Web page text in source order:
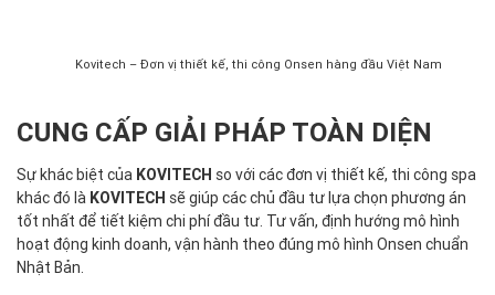
Kovitech – Đơn vị thiết kế, thi công Onsen hàng đầu Việt Nam
CUNG CẤP GIẢI PHÁP TOÀN DIỆN
Sự khác biệt của KOVITECH so với các đơn vị thiết kế, thi công spa
khác đó là KOVITECH sẽ giúp các chủ đầu tư lựa chọn phương án
tốt nhất để tiết kiệm chi phí đầu tư. Tư vấn, định hướng mô hình
hoạt động kinh doanh, vận hành theo đúng mô hình Onsen chuẩn
Nhật Bản.